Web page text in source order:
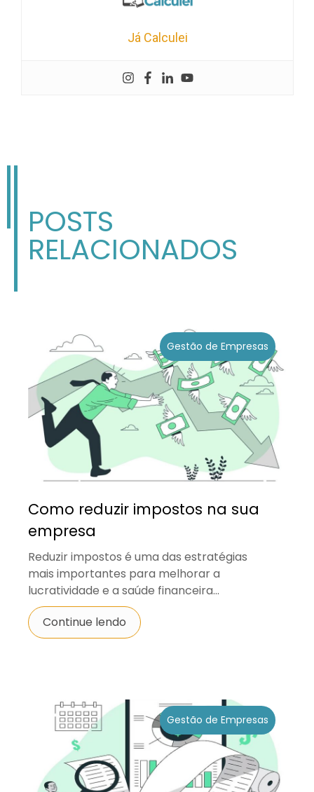
Já Calculei
POSTS
RELACIONADOS
Gestão de Empresas
Como reduzir impostos na sua
empresa
Reduzir impostos é uma das estratégias
mais importantes para melhorar a
lucratividade e a saúde financeira...
Continue lendo
Gestão de Empresas